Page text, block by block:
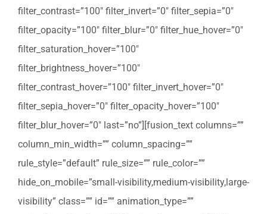
filter_contrast=”100″ filter_invert=”0″ filter_sepia=”0″
filter_opacity=”100″ filter_blur=”0″ filter_hue_hover=”0″
filter_saturation_hover=”100″
filter_brightness_hover=”100″
filter_contrast_hover=”100″ filter_invert_hover=”0″
filter_sepia_hover=”0″ filter_opacity_hover=”100″
filter_blur_hover=”0″ last=”no”][fusion_text columns=””
column_min_width=”” column_spacing=””
rule_style=”default” rule_size=”” rule_color=””
hide_on_mobile=”small-visibility,medium-visibility,large-
visibility” class=”” id=”” animation_type=””